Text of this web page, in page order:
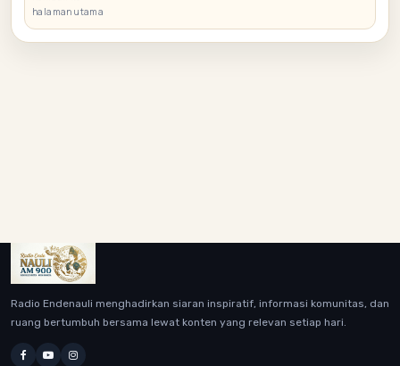
halaman utama
Radio Endenauli menghadirkan siaran inspiratif, informasi komunitas, dan
ruang bertumbuh bersama lewat konten yang relevan setiap hari.